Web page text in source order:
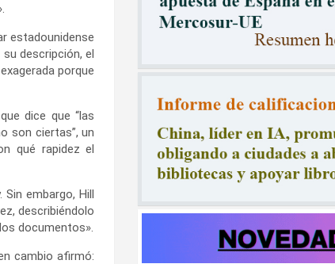
estadounidense
descripción, el
porque
dice que “las
son ciertas”, un
qué rapidez el
embargo, Hill
describiéndolo
documentos».
cambio afirmó: